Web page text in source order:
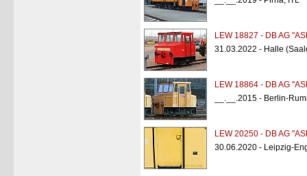
LEW 18827 - DB AG
31.03.2022 - Halle
LEW 18864 - DB AG
__.__.2015 - Berlin-
LEW 20250 - DB AG
30.06.2020 - Leipzig-